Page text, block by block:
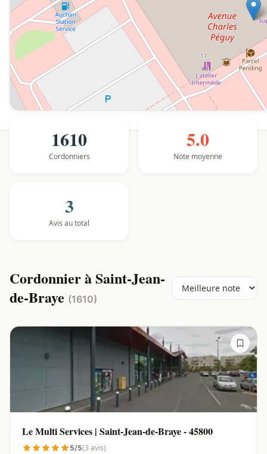
1610
Cordonniers
5.0
Note moyenne
3
Avis au total
Cordonnier à Saint-Jean-
de-Braye (1610)
Le Multi Services | Saint-Jean-de-Braye - 45800
5/5(3 avis)